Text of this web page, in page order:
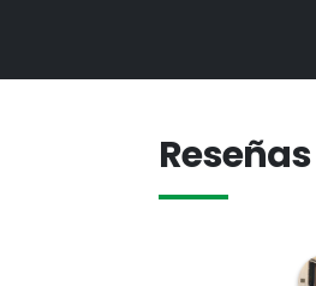
Reseñas